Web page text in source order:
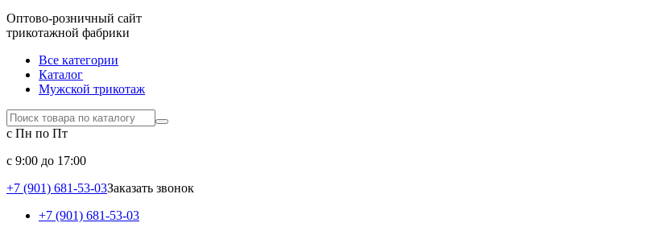
Оптово-розничный сайт
трикотажной фабрики
Все категории
Каталог
Мужской трикотаж
с Пн по Пт
c 9:00 до 17:00
+7 (901) 681-53-03Заказать звонок
+7 (901) 681-53-03